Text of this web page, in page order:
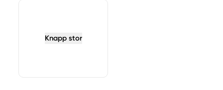
Knapp stor